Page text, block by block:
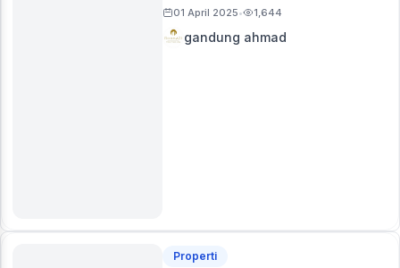
01 April 2025• 1,644
gandung ahmad
Properti